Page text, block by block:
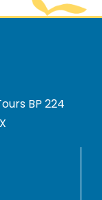
BP 224